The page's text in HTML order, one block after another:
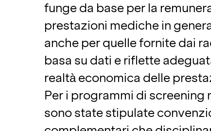
funge da base per la
prestazioni mediche in
anche per quelle fornite dai
basa su dati e riflette
realtà economica delle
Per i programmi di
sono state stipulate